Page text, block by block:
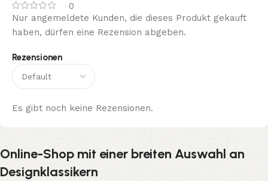
0
Rezensionen
Es gibt noch keine Rezensionen.
Nur angemeldete Kunden, die dieses Produkt gekauft
haben, dürfen eine Rezension abgeben.
Online-Shop mit einer breiten Auswahl an
Designklassikern